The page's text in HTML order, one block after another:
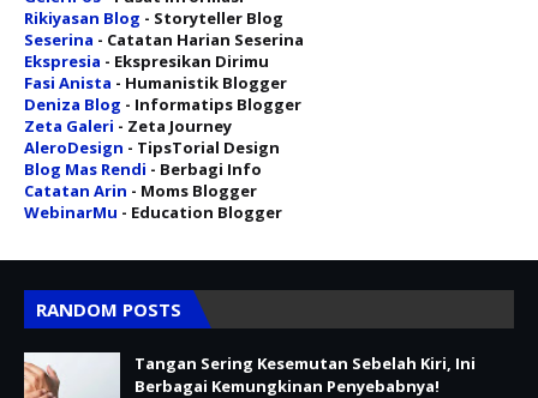
Rikiyasan Blog - Storyteller Blog
Seserina - Catatan Harian Seserina
Ekspresia - Ekspresikan Dirimu
Fasi Anista - Humanistik Blogger
Deniza Blog - Informatips Blogger
Zeta Galeri - Zeta Journey
AleroDesign - TipsTorial Design
Blog Mas Rendi - Berbagi Info
Catatan Arin - Moms Blogger
WebinarMu - Education Blogger
RANDOM POSTS
Tangan Sering Kesemutan Sebelah Kiri, Ini
Berbagai Kemungkinan Penyebabnya!